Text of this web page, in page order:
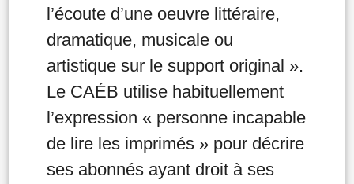
l’écoute d’une oeuvre littéraire,
dramatique, musicale ou
artistique sur le support original ».
Le CAÉB utilise habituellement
l’expression « personne incapable
de lire les imprimés » pour décrire
ses abonnés ayant droit à ses